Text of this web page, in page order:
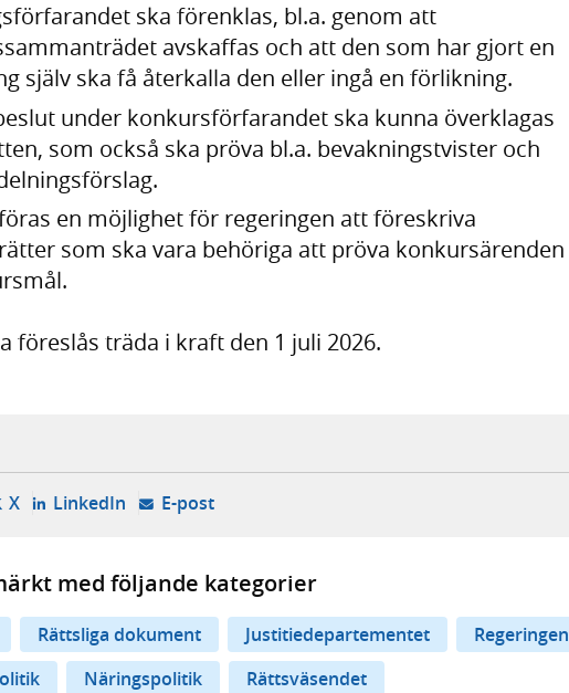
ska förenklas, bl.a. genom att
avskaffas och att den som har gjort en
själv ska få återkalla den eller ingå en förlikning.
under konkursförfarandet ska kunna överklagas
som också ska pröva bl.a. bevakningstvister och
en möjlighet för regeringen att föreskriva
som ska vara behöriga att pröva konkursärenden
föreslås träda i kraft den 1 juli 2026.
i ny flik, extern webbplats,
X- öppnas i ny flik, extern webbplats,
LinkedIn- öppnas i ny flik, extern webbplats,
E-post- öppnar din e-postklient,
med följande kategorier
Rättsliga dokument Justitiedepartementet
Regeringen
Näringspolitik Rättsväsendet